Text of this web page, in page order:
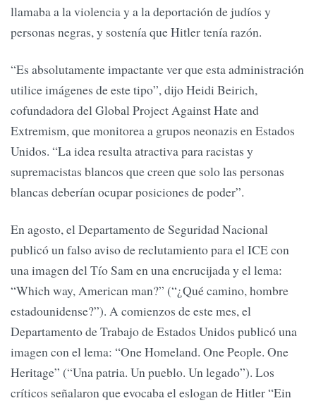
llamaba a la violencia y a la deportación de judíos y
personas negras, y sostenía que Hitler tenía razón.
“Es absolutamente impactante ver que esta administración
utilice imágenes de este tipo”, dijo Heidi Beirich,
cofundadora del Global Project Against Hate and
Extremism, que monitorea a grupos neonazis en Estados
Unidos. “La idea resulta atractiva para racistas y
supremacistas blancos que creen que solo las personas
blancas deberían ocupar posiciones de poder”.
En agosto, el Departamento de Seguridad Nacional
publicó un falso aviso de reclutamiento para el ICE con
una imagen del Tío Sam en una encrucijada y el lema:
“Which way, American man?” (“¿Qué camino, hombre
estadounidense?”). A comienzos de este mes, el
Departamento de Trabajo de Estados Unidos publicó una
imagen con el lema: “One Homeland. One People. One
Heritage” (“Una patria. Un pueblo. Un legado”). Los
críticos señalaron que evocaba el eslogan de Hitler “Ein